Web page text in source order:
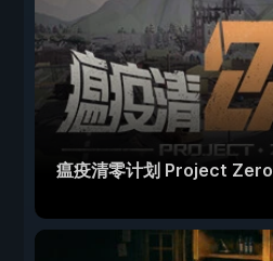
瘟疫清零计划 Project Zero